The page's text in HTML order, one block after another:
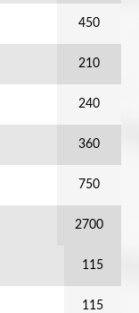
450
210
240
360
750
2700
115
115